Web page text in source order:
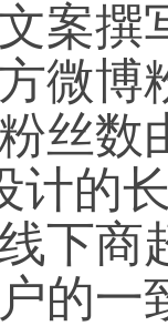
案撰
微博
丝数
计的
下商
的一